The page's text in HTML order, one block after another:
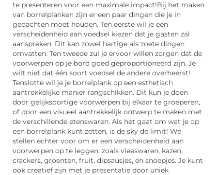
te presenteren voor een maximale impact!Bij het maken
van borrelplanken zijn er een paar dingen die je in
gedachten moet houden. Ten eerste wil je een
verscheidenheid aan voedsel kiezen dat je gasten zal
aanspreken. Dit kan zowel hartige als zoete dingen
omvatten. Ten tweede zul je ervoor willen zorgen dat de
voorwerpen op je bord goed geproportioneerd zijn. Je
wilt niet dat één soort voedsel de andere overheerst!
Tenslotte wil je je borrelplank op een esthetisch
aantrekkelijke manier rangschikken. Dit kun je doen
door gelijksoortige voorwerpen bij elkaar te groeperen,
of door een visueel aantrekkelijk ontwerp te maken met
de verschillende etenswaren. Als het gaat om wat je op
een borrelplank kunt zetten, is de sky de limit! We
stellen echter voor om er een verscheidenheid aan
voorwerpen op te leggen, zoals vleeswaren, kazen,
crackers, groenten, fruit, dipsausjes, en snoepjes. Je kunt
ook creatief zijn met je presentatie door uniek